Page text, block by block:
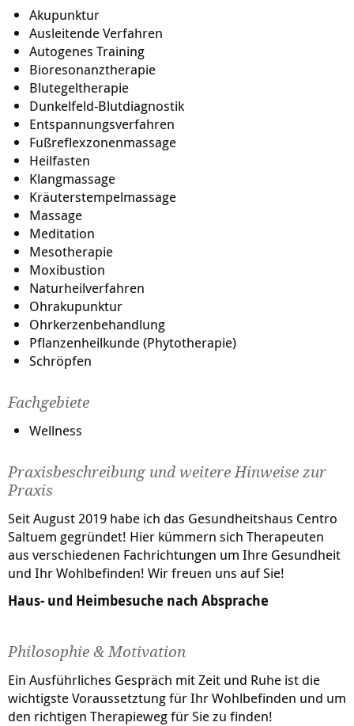
Akupunktur
Ausleitende Verfahren
Autogenes Training
Bioresonanztherapie
Blutegeltherapie
Dunkelfeld-Blutdiagnostik
Entspannungsverfahren
Fußreflexzonenmassage
Heilfasten
Klangmassage
Kräuterstempelmassage
Massage
Meditation
Mesotherapie
Moxibustion
Naturheilverfahren
Ohrakupunktur
Ohrkerzenbehandlung
Pflanzenheilkunde (Phytotherapie)
Schröpfen
Fachgebiete
Wellness
Praxisbeschreibung und weitere Hinweise zur
Praxis
Seit August 2019 habe ich das Gesundheitshaus Centro
Saltuem gegründet! Hier kümmern sich Therapeuten
aus verschiedenen Fachrichtungen um Ihre Gesundheit
und Ihr Wohlbefinden! Wir freuen uns auf Sie!
Haus- und Heimbesuche nach Absprache
Philosophie & Motivation
Ein Ausführliches Gespräch mit Zeit und Ruhe ist die
wichtigste Voraussetztung für Ihr Wohlbefinden und um
den richtigen Therapieweg für Sie zu finden!